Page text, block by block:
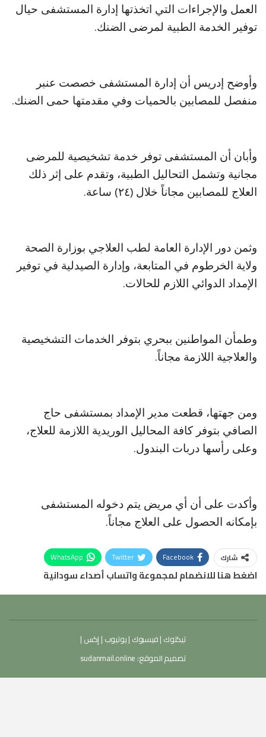
العمل والإجراءات التي اتخذتها إدارة المستشفى حيال
توفير الخدمة الطبية لمرضى الضنك.
وأوضح إدريس أن إدارة المستشفى خصصت عنبر
منفصل للمصابين بالحميات وفي مقدمتها حمى الضنك.
وأبان أن المستشفى توفر خدمة تشخيصية للمرضى
مجانية وتشمل التحاليل الطبية، وتقدم على إثر ذلك
العلاج للمصابين مجاناً خلال (٢٤) ساعة.
وثمن دور الإدارة العامة لطب العلاجي بوزارة الصحة
ولاية الخرطوم في المتابعة، وإدارة الصيدلية في توفير
الإمداد الدوائي اللازم للحالات.
وطمأن المواطنين ببحري بتوفر الخدمات التشخيصية
والعلاجية اللازمة مجاناً.
ومن جهتها، قطعت مدير الإمداد بمستشفى حاج
الصافي بتوفر كافة المحاليل الوريدية اللازمة للعلاج،
وعلى رأسها دربات البندول.
وأكدت على أن أي مريض يتم دخوله المستشفى
بإمكانه الحصول على العلاج مجاناً.
شارك Facebook
Twitter
WhatsApp
اضغط هنا للانضمام لمجموعة واتساب أصداء سودانية
تيكتوك |فيسبوك |يوتيوب | إكس |
تصميم الموقع: sudanmail.online